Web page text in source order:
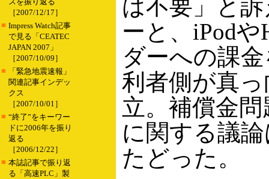
［2007/12/17］
■ Impress Watch記事
で見る「CEATEC
JAPAN 2007」
［2007/10/09］
■
「緊急地震速報」
関連記事インデッ
クス
［2007/10/01］
■ “終了”をキーワー
ドに2006年を振り
返る
［2006/12/22］
■ 本誌記事で振り返
る「高速PLC」製
は不要」と
ーと、iPod
ダーへの課
利者側が真
立。補償金
に関する議
たどった。